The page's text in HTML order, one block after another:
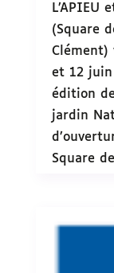
L’APIEU
(Square
Clément)
et 12
édition
jardin
Square